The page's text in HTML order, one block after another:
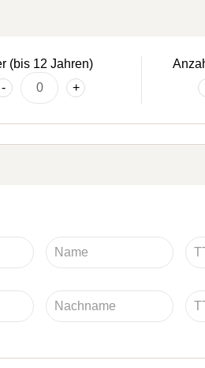
(bis 12 Jahren)
-
+